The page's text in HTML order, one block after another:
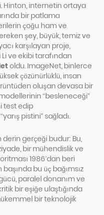
Hinton, internetin ortaya
bir patlama
çoğu ham ve
şey, büyük, temiz ve
karşılayan proje,
ve ekibi tarafından
oldu. ImageNet, binlerce
çözünürlüklü, insan
oluşan devasa bir
“besleneceği”
test edip
pistini” sağladı.
gerçeği budur: Bu,
bir mühendislik ve
1986’dan beri
bu üç bağımsız
paralel donanım ve
bir eşiğe ulaştığında
bir teknolojik